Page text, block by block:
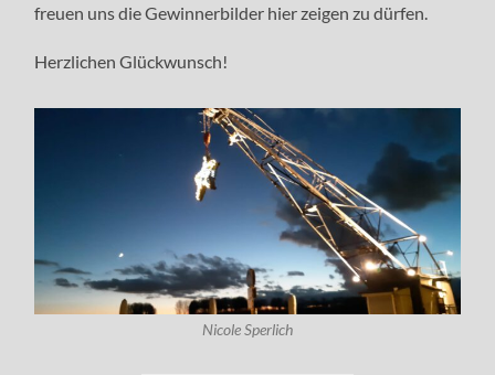
freuen uns die Gewinnerbilder hier zeigen zu dürfen.
Herzlichen Glückwunsch!
Nicole Sperlich